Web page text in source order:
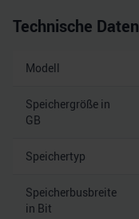
Technische Daten
Modell
Speichergröße in
GB
Speichertyp
Speicherbusbreite
in Bit